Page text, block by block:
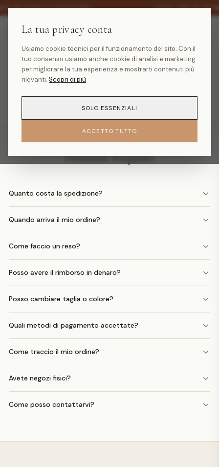
SU TUTTA LA COLLEZIONE · SALDI -30% SU
Prodotto non trovato
Domande frequenti
Quanto costa la spedizione?
Quando arriva il mio ordine?
Come faccio un reso?
Posso avere il rimborso in denaro?
Posso cambiare taglia o colore?
Quali metodi di pagamento accettate?
Come traccio il mio ordine?
Avete negozi fisici?
Come posso contattarvi?
La tua privacy conta
Usiamo cookie tecnici per il funzionamento del sito. Con il
tuo consenso usiamo anche cookie di analisi e marketing
per migliorare la tua esperienza e mostrarti contenuti più
rilevanti. Scopri di più
SOLO ESSENZIALI
ACCETTO TUTTO